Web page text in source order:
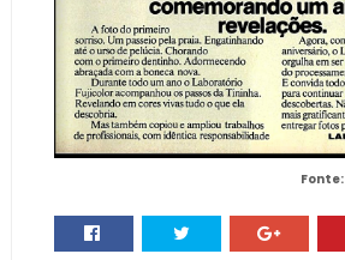
Fonte: